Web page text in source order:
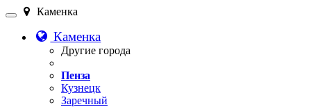
Каменка
Каменка
Другие города
Пенза
Кузнецк
Заречный